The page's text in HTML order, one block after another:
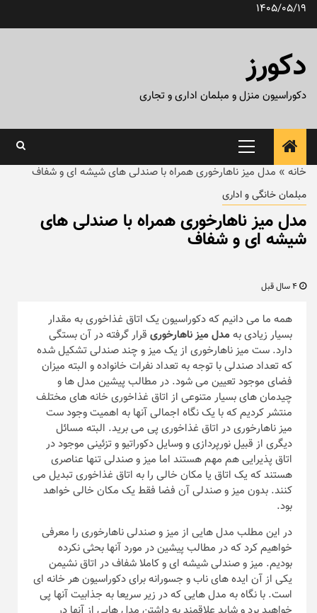
پرش1405/05/19
دکورز
دکوراسیون منزل و مبلمان اداری و تجاری
منوی
اصلی
خانه » مدل میز ناهارخوری همراه با صندلی های شیشه ای و شفاف
مبلمان خانگی و اداری
مدل میز ناهارخوری همراه با صندلی های
شیشه ای و شفاف
همه ما می دانیم که دکوراسیون یک اتاق غذاخوری به مقدار
بسیار زیادی بهمدل میز ناهارخوری قرار گرفته در آن بستگی
دارد. ست میز ناهارخوری از یک میز و چند صندلی تشکیل شده
که تعداد صندلی با توجه به تعداد نفرات خانواده و البته میزان
فضای موجود تعیین می شود. در مطالب پیشین مدل ها و
چیدمان های بسیار متنوعی از اتاق غذاخوری خانه های مختلف
منتشر کردیم که با یک نگاه اجمالی آنها به اهمیت وجود ست
میز ناهارخوری در اتاق غذاخوری پی می برید. البته مسائل
دیگری از قبیل نورپردازی و وسایل دکوراتیو و تزئینی موجود در
اتاق پذیرایی هم مهم هستند اما میز و صندلی تنها عناصری
هستند که یک اتاق یا مکان خالی را به اتاق غذاخوری تبدیل می
کنند. بدون میز و صندلی آن فضا فقط یک مکان خالی خواهد
بود.
در این مطلب مدل هایی از میز و صندلی ناهارخوری را معرفی
خواهیم کرد که در مطالب پیشین در مورد آنها بحثی نکرده
بودیم. میز و صندلی شیشه ای و کاملا شفاف در اتاق نشیمن
یکی از آن ایده های ناب و جسورانه برای دکوراسیون هر خانه ای
است. با نگاه به مدل هایی که در زیر سریعا به جذابیت آنها پی